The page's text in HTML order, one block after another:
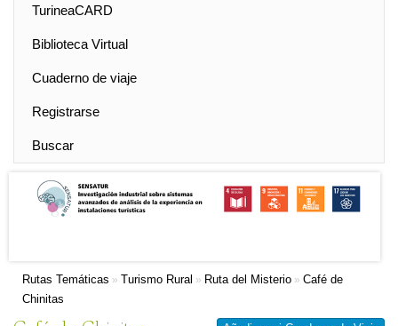
TurineaCARD
Biblioteca Virtual
Cuaderno de viaje
Registrarse
Buscar
Rutas Temáticas » Turismo Rural » Ruta del Misterio » Café de
Chinitas